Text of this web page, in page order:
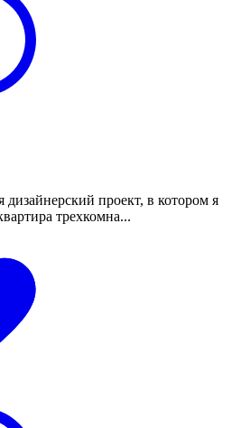
дизайнерский проект, в котором я
трехкомна...